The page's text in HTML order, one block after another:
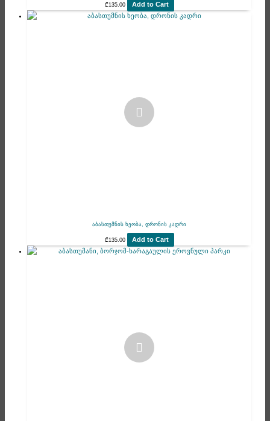
₾135.00 Add to Cart
აბასთუმნის ხეობა, დრონის კადრი
₾135.00 Add to Cart